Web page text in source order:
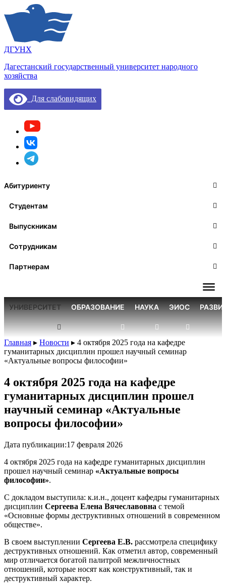
ДГУНХ
Дагестанский государственный университет народного
хозяйства
Для слабовидящих
Абитуриенту
Студентам
Выпускникам
Сотрудникам
Партнерам
УНИВЕРСИТЕТ ОБРАЗОВАНИЕ НАУКА ЭИОС
Главная ▸ Новости ▸ 4 октября 2025 года на кафедре
гуманитарных дисциплин прошел научный семинар
«Актуальные вопросы философии»
4 октября 2025 года на кафедре
гуманитарных дисциплин прошел
научный семинар «Актуальные
вопросы философии»
Дата публикации:17 февраля 2026
4 октября 2025 года на кафедре гуманитарных дисциплин
прошел научный семинар «Актуальные вопросы
философии».
С докладом выступила: к.и.н., доцент кафедры гуманитарных
дисциплин Сергеева Елена Вячеславовна с темой
«Основные формы деструктивных отношений в современном
обществе».
В своем выступлении Сергеева Е.В. рассмотрела специфику
деструктивных отношений. Как отметил автор, современный
мир отличается богатой палитрой межличностных
отношений, которые носят как конструктивный, так и
деструктивный характер.